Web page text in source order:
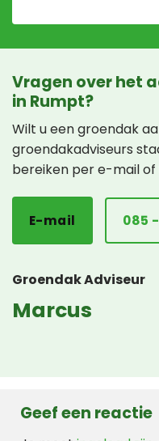
Vragen over het
in Rumpt?
Wilt u een groendak
groendakadviseurs
bereiken per e-mail of
E-mail 085
Groendak Adviseur
Marcus
Geef een reactie